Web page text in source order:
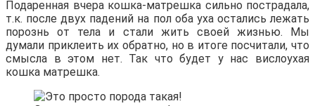
Подаренная вчера кошка-матрешка сильно пострадала,
т.к. после двух падений на пол оба уха остались лежать
порознь от тела и стали жить своей жизнью. Мы
думали приклеить их обратно, но в итоге посчитали, что
смысла в этом нет. Так что будет у нас вислоухая
кошка матрешка.